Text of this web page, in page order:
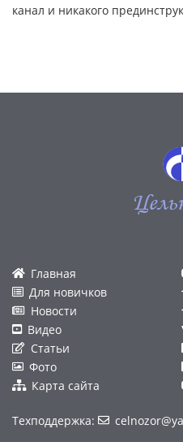
канал и никакого
Главная
Для новичков
Новости
Видео
Статьи
Фото
Карта сайта
Техподдержка: